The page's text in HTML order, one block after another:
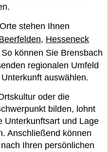
stehen Ihnen
, Hesseneck
können Sie Brensbach
regionalen Umfeld
auswählen.
oder die
bilden, lohnt
Unterkunftsart und Lage
Anschließend können
Ihren persönlichen